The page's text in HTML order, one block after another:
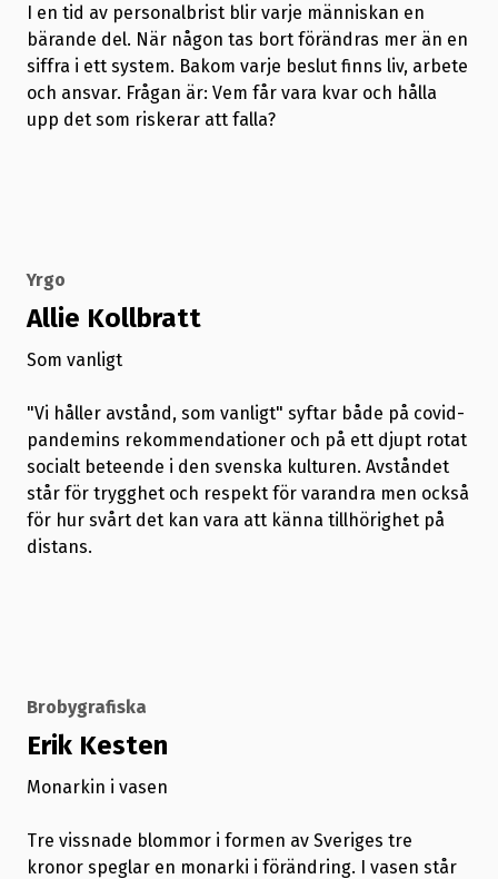
I en tid av personalbrist blir varje människan en
bärande del. När någon tas bort förändras mer än en
siffra i ett system. Bakom varje beslut finns liv, arbete
och ansvar. Frågan är: Vem får vara kvar och hålla
upp det som riskerar att falla?
Yrgo
Allie Kollbratt
Som vanligt
"Vi håller avstånd, som vanligt" syftar både på covid-
pandemins rekommendationer och på ett djupt rotat
socialt beteende i den svenska kulturen. Avståndet
står för trygghet och respekt för varandra men också
för hur svårt det kan vara att känna tillhörighet på
distans.
Brobygrafiska
Erik Kesten
Monarkin i vasen
Tre vissnade blommor i formen av Sveriges tre
kronor speglar en monarki i förändring. I vasen står